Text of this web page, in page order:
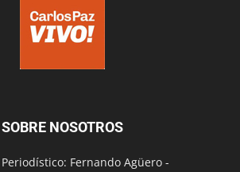
SOBRE NOSOTROS
Fernando Agüero -